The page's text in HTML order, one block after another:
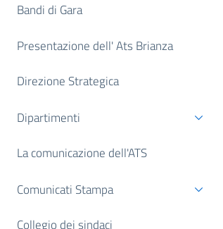
Bandi di Gara
Presentazione dell' Ats Brianza
Direzione Strategica
Dipartimenti
La comunicazione dell'ATS
Comunicati Stampa
Collegio dei sindaci